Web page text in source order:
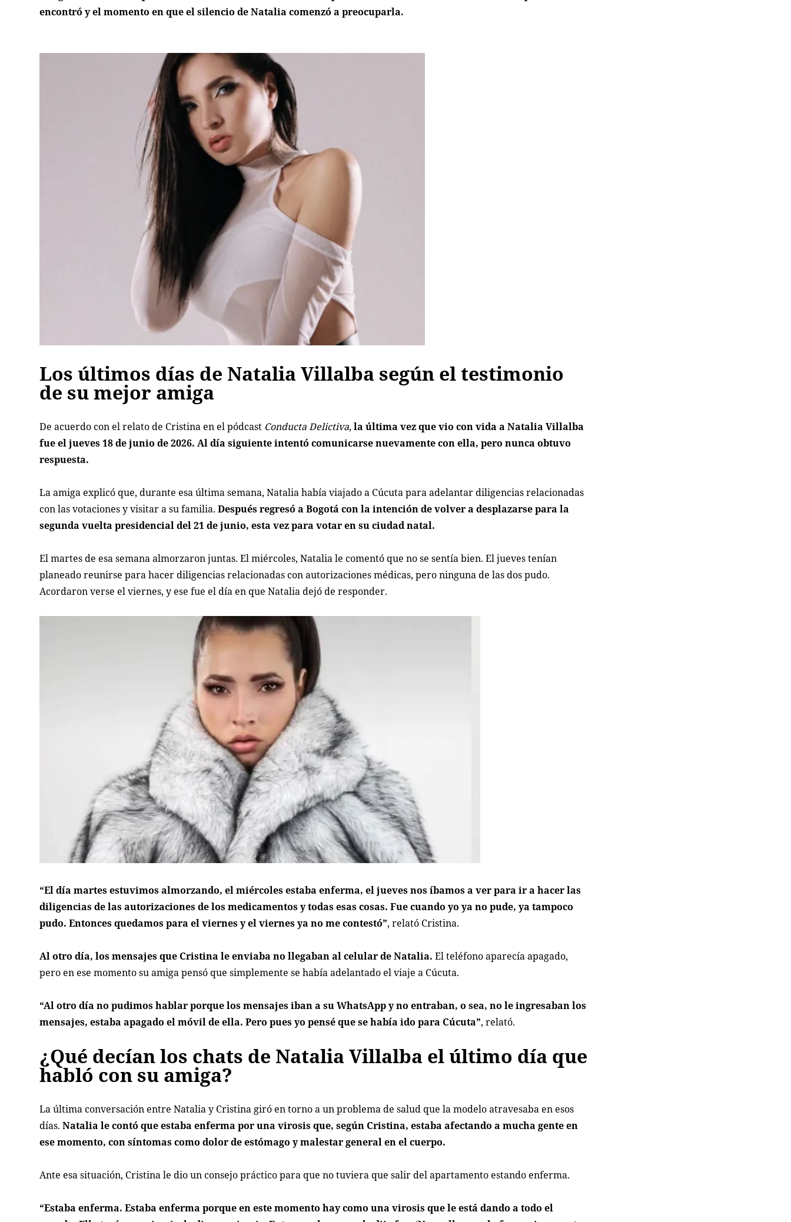
encontró y el momento en que el silencio de Natalia comenzó a preocuparla.
Los últimos días de Natalia Villalba según el testimonio
de su mejor amiga
De acuerdo con el relato de Cristina en el pódcast Conducta Delictiva,la última vez que vio con vida a Natalia Villalba
fue el jueves 18 de junio de 2026. Al día siguiente intentó comunicarse nuevamente con ella, pero nunca obtuvo
respuesta.
La amiga explicó que, durante esa última semana, Natalia había viajado a Cúcuta para adelantar diligencias relacionadas
con las votaciones y visitar a su familia.Después regresó a Bogotá con la intención de volver a desplazarse para la
segunda vuelta presidencial del 21 de junio, esta vez para votar en su ciudad natal.
El martes de esa semana almorzaron juntas. El miércoles, Natalia le comentó que no se sentía bien. El jueves tenían
planeado reunirse para hacer diligencias relacionadas con autorizaciones médicas, pero ninguna de las dos pudo.
Acordaron verse el viernes, y ese fue el día en que Natalia dejó de responder.
“El día martes estuvimos almorzando, el miércoles estaba enferma, el jueves nos íbamos a ver para ir a hacer las
diligencias de las autorizaciones de los medicamentos y todas esas cosas. Fue cuando yo ya no pude, ya tampoco
pudo. Entonces quedamos para el viernes y el viernes ya no me contestó”, relató Cristina.
Al otro día, los mensajes que Cristina le enviaba no llegaban al celular de Natalia. El teléfono aparecía apagado,
pero en ese momento su amiga pensó que simplemente se había adelantado el viaje a Cúcuta.
“Al otro día no pudimos hablar porque los mensajes iban a su WhatsApp y no entraban, o sea, no le ingresaban los
mensajes, estaba apagado el móvil de ella. Pero pues yo pensé que se había ido para Cúcuta”, relató.
¿Qué decían los chats de Natalia Villalba el último día que
habló con su amiga?
La última conversación entre Natalia y Cristina giró en torno a un problema de salud que la modelo atravesaba en esos
días.Natalia le contó que estaba enferma por una virosis que, según Cristina, estaba afectando a mucha gente en
ese momento, con síntomas como dolor de estómago y malestar general en el cuerpo.
Ante esa situación, Cristina le dio un consejo práctico para que no tuviera que salir del apartamento estando enferma.
“Estaba enferma. Estaba enferma porque en este momento hay como una virosis que le está dando a todo el